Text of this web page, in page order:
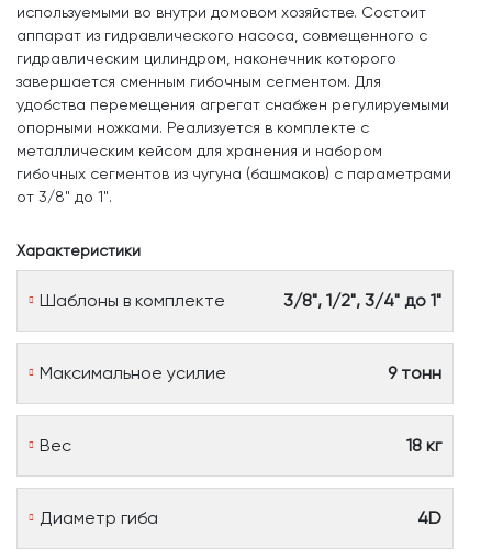
используемыми во внутри домовом хозяйстве. Состоит
аппарат из гидравлического насоса, совмещенного с
гидравлическим цилиндром, наконечник которого
завершается сменным гибочным сегментом. Для
удобства перемещения агрегат снабжен регулируемыми
опорными ножками. Реализуется в комплекте с
металлическим кейсом для хранения и набором
гибочных сегментов из чугуна (башмаков) с параметрами
от 3/8" до 1".
Характеристики
Шаблоны в комплекте 3/8", 1/2", 3/4" до 1"
Максимальное усилие 9 тонн
Вес 18 кг
Диаметр гиба 4D